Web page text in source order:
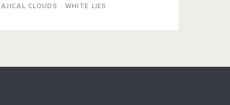
CLOUDS WHITE LIES